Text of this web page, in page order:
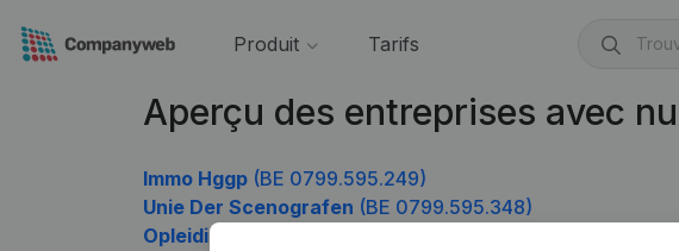
Produit Tarifs
Aperçu des entreprises avec
Immo Hggp (BE 0799.595.249)
Unie Der Scenografen (BE 0799.595.348)
Opleidingscentrum Zeebrugge